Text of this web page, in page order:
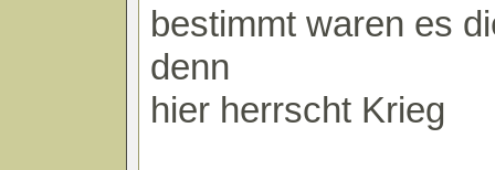
bestimmt waren es
denn
hier herrscht Krieg